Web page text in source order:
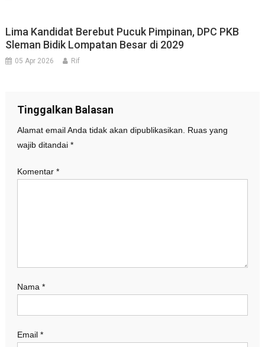
Lima Kandidat Berebut Pucuk Pimpinan, DPC PKB
Sleman Bidik Lompatan Besar di 2029
05 Apr 2026 Rif
Tinggalkan Balasan
Alamat email Anda tidak akan dipublikasikan.
Ruas yang
wajib ditandai *
Komentar *
Nama *
Email *